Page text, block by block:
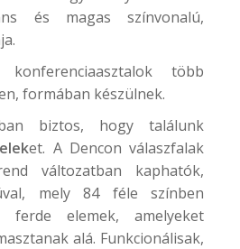
és magas színvonalú,
több
formában készülnek.
biztos, hogy találunk
et. A Dencon válaszfalak
változatban kaphatók,
mely 84 féle színben
ferde elemek, amelyeket
alá. Funkcionálisak,